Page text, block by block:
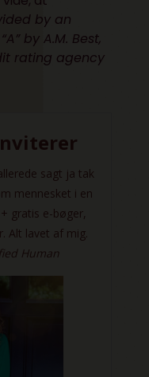
by an
by A.M. Best,
rating agency